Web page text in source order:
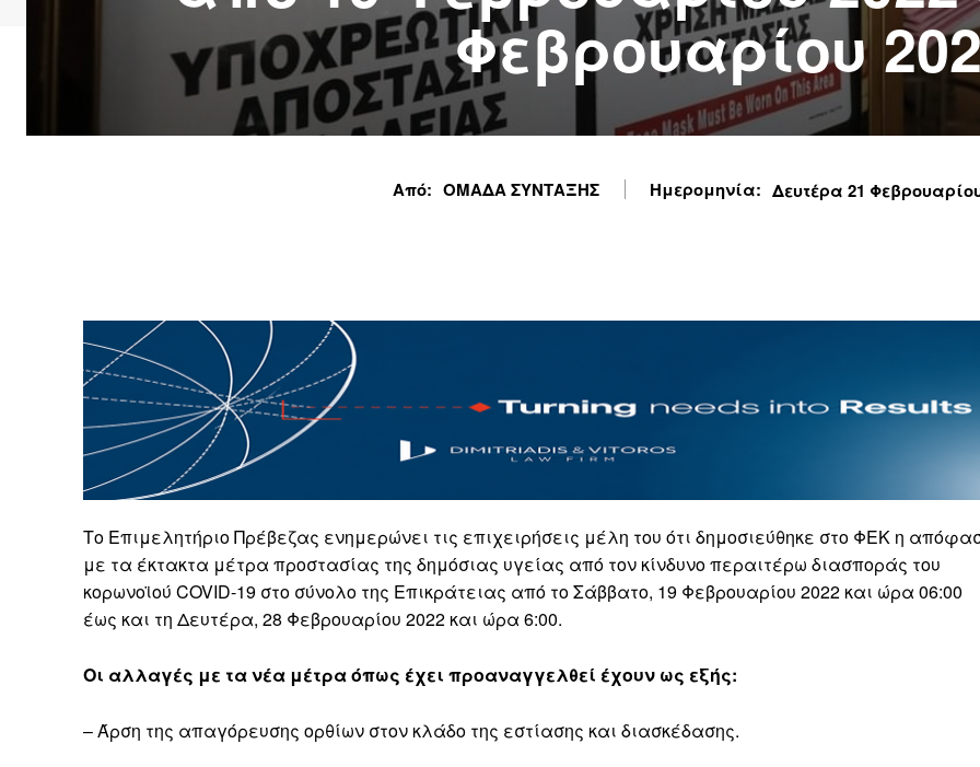
Φεβρουαρίου
Από: ΟΜΑΔΑ ΣΥΝΤΑΞΗΣ Ημερομηνία: Δευτέρα 21
Το Επιμελητήριο Πρέβεζας ενημερώνει τις επιχειρήσεις μέλη του ότι δημοσιεύθηκε στο ΦΕΚ η
με τα έκτακτα μέτρα προστασίας της δημόσιας υγείας από τον κίνδυνο περαιτέρω διασποράς του
κορωνοϊού COVID-19 στο σύνολο της Επικράτειας από το Σάββατο, 19 Φεβρουαρίου 2022 και ώρα 06:00
έως και τη Δευτέρα, 28 Φεβρουαρίου 2022 και ώρα 6:00.
Οι αλλαγές με τα νέα μέτρα όπως έχει προαναγγελθεί έχουν ως εξής:
– Άρση της απαγόρευσης ορθίων στον κλάδο της εστίασης και διασκέδασης.